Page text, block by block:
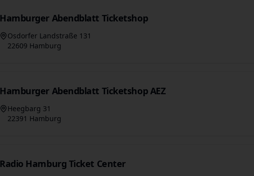
Hamburger Abendblatt Ticketshop
Osdorfer Landstraße 131
22609 Hamburg
Hamburger Abendblatt Ticketshop AEZ
Heegbarg 31
22391 Hamburg
Radio Hamburg Ticket Center